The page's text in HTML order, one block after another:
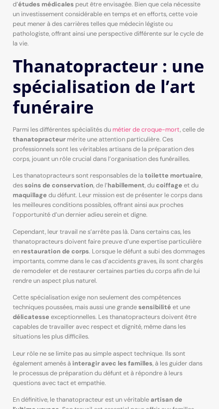
d’études médicales peut être envisagée. Bien que cela nécessite
un investissement considérable en temps et en efforts, cette voie
peut mener à des carrières telles que médecin légiste ou
pathologiste, offrant ainsi une perspective différente sur le cycle de
la vie.
Thanatopracteur : une
spécialisation de l’art
funéraire
Parmi les différentes spécialités du métier de croque-mort, celle de
thanatopracteurmérite une attention particulière. Ces
professionnels sont les véritables artisans de la préparation des
corps, jouant un rôle crucial dans l’organisation des funérailles.
Les thanatopracteurs sont responsables de latoilette mortuaire,
dessoins de conservation, de l’habillement, ducoiffage et du
maquillage du défunt. Leur mission est de présenter le corps dans
les meilleures conditions possibles, offrant ainsi aux proches
l’opportunité d’un dernier adieu serein et digne.
Cependant, leur travail ne s’arrête pas là. Dans certains cas, les
thanatopracteurs doivent faire preuve d’une expertise particulière
en restauration de corps. Lorsque le défunt a subi des dommages
importants, comme dans le cas d’accidents graves, ils sont chargés
de remodeler et de restaurer certaines parties du corps afin de lui
rendre un aspect plus naturel.
Cette spécialisation exige non seulement des compétences
techniques poussées, mais aussi une grandesensibilité et une
délicatesse exceptionnelles. Les thanatopracteurs doivent être
capables de travailler avec respect et dignité, même dans les
situations les plus difficiles.
Leur rôle ne se limite pas au simple aspect technique. Ils sont
également amenés àinteragir avec les familles, à les guider dans
le processus de préparation du défunt et à répondre à leurs
questions avec tact et empathie.
En définitive, le thanatopracteur est un véritableartisan de